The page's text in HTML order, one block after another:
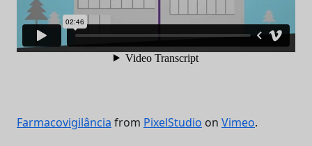
Farmacovigilância from PixelStudio on Vimeo.